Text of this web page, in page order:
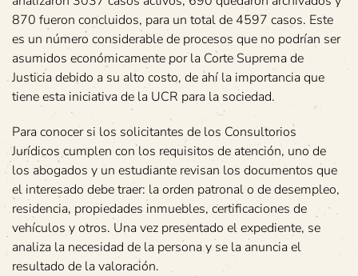
870 fueron concluidos, para un total de 4597 casos. Este
es un número considerable de procesos que no podrían ser
asumidos económicamente por la Corte Suprema de
Justicia debido a su alto costo, de ahí la importancia que
tiene esta iniciativa de la UCR para la sociedad.
Para conocer si los solicitantes de los Consultorios
Jurídicos cumplen con los requisitos de atención, uno de
los abogados y un estudiante revisan los documentos que
el interesado debe traer: la orden patronal o de desempleo,
residencia, propiedades inmuebles, certificaciones de
vehículos y otros. Una vez presentado el expediente, se
analiza la necesidad de la persona y se la anuncia el
resultado de la valoración.